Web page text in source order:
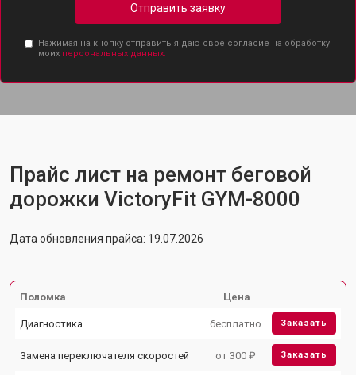
Отправить заявку
Нажимая на кнопку отправить я даю свое согласие на обработку
моих персональных данных.
Прайс лист на ремонт беговой
дорожки VictoryFit GYM-8000
Дата обновления прайса: 19.07.2026
Поломка Цена
Диагностика бесплатно Заказать
Замена переключателя скоростей от 300 ₽ Заказать